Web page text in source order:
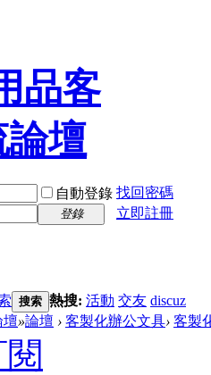
自動登錄 找回密碼
登錄
立即註冊
搜索 熱搜: 活動 交友 discuz
壇»論壇 › 客製化辦公文具› 客製